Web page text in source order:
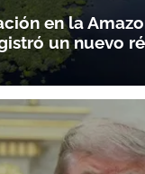
en la
un nuevo